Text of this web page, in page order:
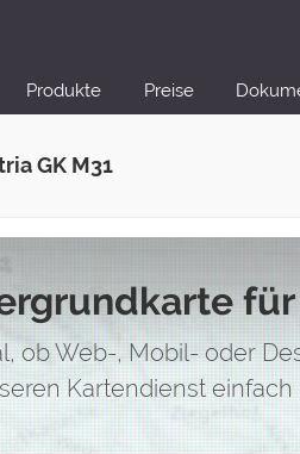
Produkte Preise
GK M31
ob Web-, Mobil- oder
Kartendienst